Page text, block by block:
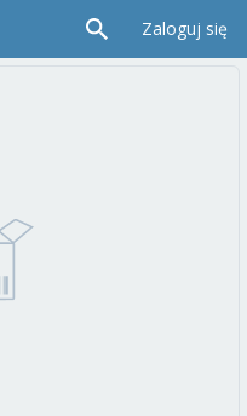
Zaloguj się